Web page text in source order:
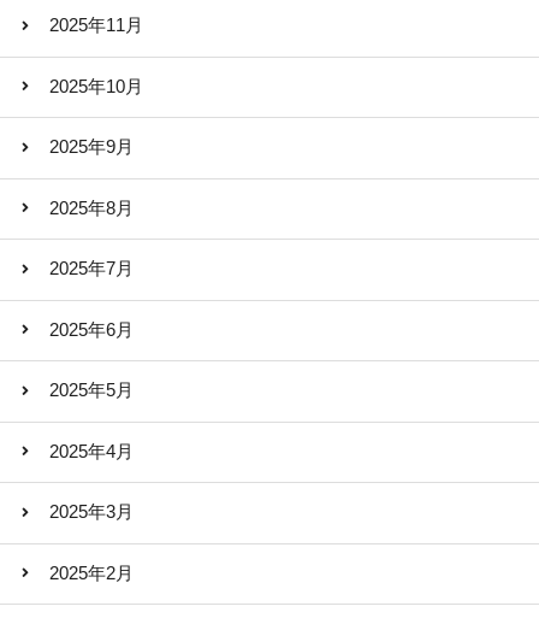
2025年11月
2025年10月
2025年9月
2025年8月
2025年7月
2025年6月
2025年5月
2025年4月
2025年3月
2025年2月